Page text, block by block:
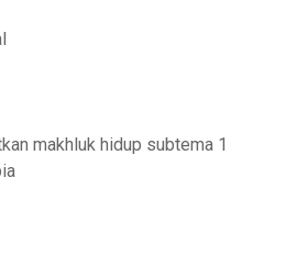
makhluk hidup subtema 1